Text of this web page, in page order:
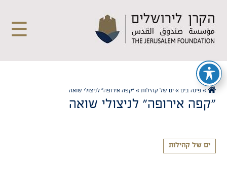
☰
» פינה בים »ים של קהילות »“קפה אירופה” לניצולי שואה
"קפה אירופה" לניצולי שואה
ים של קהילות